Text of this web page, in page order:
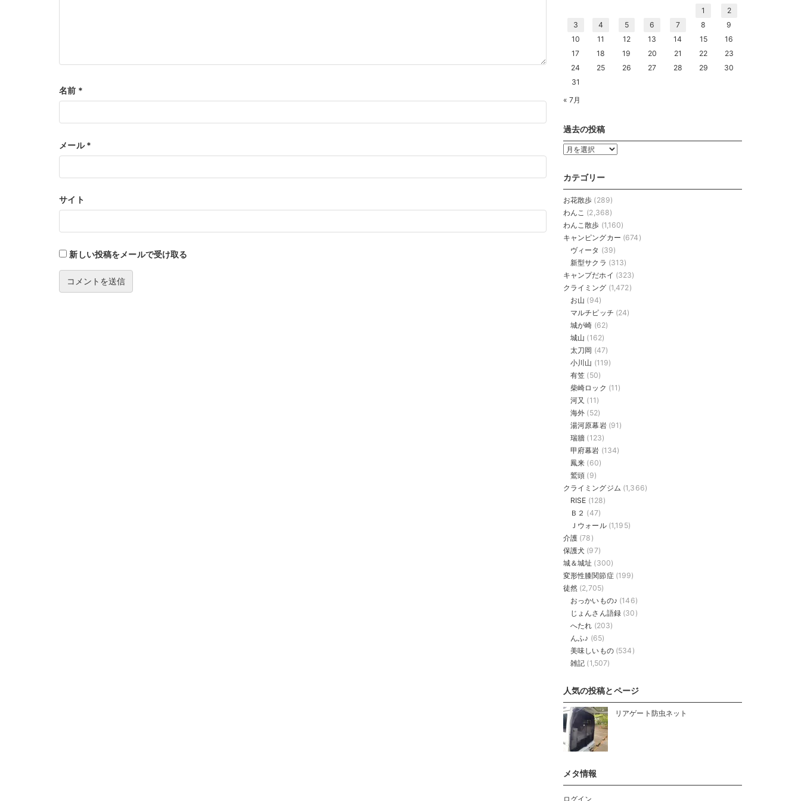
名前 *
メール*
サイト
新しい投稿をメールで受け取る
« 7月
1
2
3
4 5 6 7 8
9
10
11 12 13 14 15
16
17
18 19 20 21 22
23
24
25 26 27 28 29
30
31
過去の投稿
過
の
稿
カテゴリー
お花散歩 (289)
わんこ (2,368)
わんこ散歩 (1,160)
キャンピングカー (674)
ヴィータ (39)
新型サクラ (313)
キャンプだホイ (323)
クライミング (1,472)
お山 (94)
マルチピッチ (24)
城が崎 (62)
城山 (162)
太刀岡 (47)
小川山 (119)
有笠 (50)
柴崎ロック (11)
河又 (11)
海外 (52)
湯河原幕岩(91)
瑞牆 (123)
甲府幕岩 (134)
鳳来 (60)
鷲頭 (9)
クライミングジム (1,366)
RISE (128)
Ｂ２ (47)
Ｊウォール(1,195)
介護 (78)
保護犬 (97)
城＆城址 (300)
変形性膝関節症(199)
徒然 (2,705)
おっかいもの♪ (146)
じょんさん語録(30)
へたれ (203)
んふ♪ (65)
美味しいもの(534)
雑記 (1,507)
人気の投稿とページ
リアゲート防虫ネット
メタ情報
ログイン